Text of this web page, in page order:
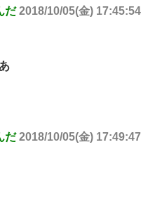
だ 2018/10/05(金) 17:45:54
だ 2018/10/05(金) 17:49:47